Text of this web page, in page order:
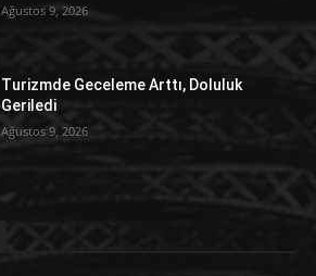
Ağustos 9, 2026
Turizmde Geceleme Arttı, Doluluk
Geriledi
Ağustos 9, 2026